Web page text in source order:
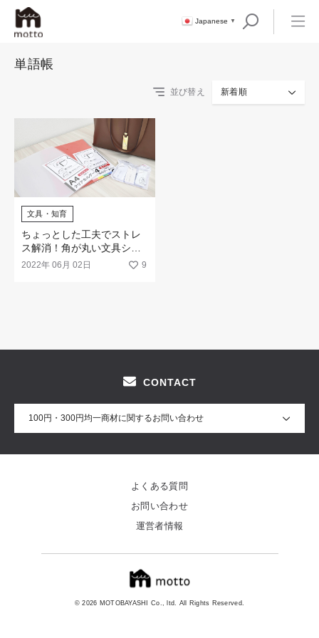
Japanese ▼
単語帳
並び替え 新着順
文具・知育
ちょっとした工夫でストレ
ス解消！角が丸い文具シリ
ーズ
2022年 06月 02日 9
CONTACT
100円・300円均一商材に関するお問い合わせ
© 2026 MOTOBAYASHI Co., ltd. All Rights Reserved.
よくある質問
お問い合わせ
運営者情報